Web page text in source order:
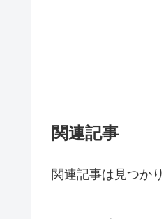
関連記事
関連記事は見つかり